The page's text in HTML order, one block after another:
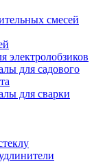
смесей
электролобзиков
для садового
для сварки